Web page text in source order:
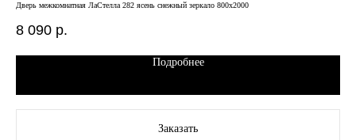
Дверь межкомнатная ЛаСтелла 282 ясень снежный зеркало 800х2000
8 090 р.
Подробнее
Заказать